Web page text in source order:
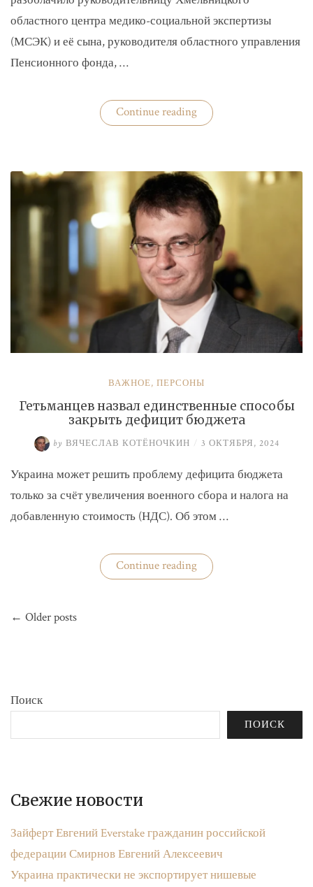
областного центра медико-социальной экспертизы
(МСЭК) и её сына, руководителя областного управления
Пенсионного фонда, …
Continue reading«В
Хмельницком
сын
зарабатывали
на
уклонистах»
ВАЖНОЕ, ПЕРСОНЫ
Гетьманцев назвал единственные способы
закрыть дефицит бюджета
by ВЯЧЕСЛАВ КОТЁНОЧКИН / 3 ОКТЯБРЯ, 2024
Украина может решить проблему дефицита бюджета
только за счёт увеличения военного сбора и налога на
добавленную стоимость (НДС). Об этом …
Continue reading«Гетьманцев
назвал
по
← Older posts
Поиск
ПОИСК
Свежие новости
Зайферт Евгений Everstake гражданин российской
федерации Смирнов Евгений Алексеевич
Украина практически не экспортирует нишевые